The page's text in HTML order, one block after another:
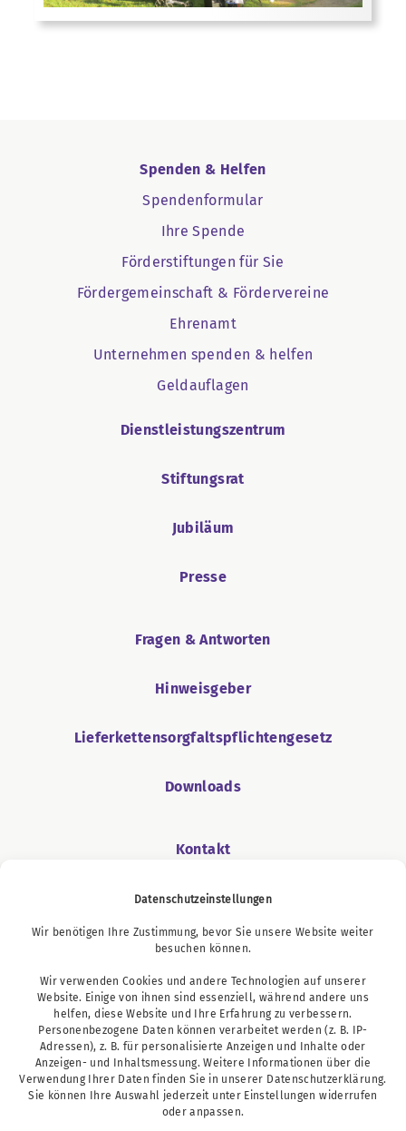
Datenschutzeinstellungen
Wir benötigen Ihre Zustimmung, bevor Sie unsere Website weiter
besuchen können.
Wir verwenden Cookies und andere Technologien auf unserer
Website. Einige von ihnen sind essenziell, während andere uns
helfen, diese Website und Ihre Erfahrung zu verbessern.
Personenbezogene Daten können verarbeitet werden (z. B. IP-
Adressen), z. B. für personalisierte Anzeigen und Inhalte oder
Anzeigen- und Inhaltsmessung. Weitere Informationen über die
Verwendung Ihrer Daten finden Sie in unserer Datenschutzerklärung.
Sie können Ihre Auswahl jederzeit unter Einstellungen widerrufen
oder anpassen.
Spenden & Helfen
Spendenformular
Ihre Spende
Förderstiftungen für Sie
Fördergemeinschaft & Fördervereine
Ehrenamt
Unternehmen spenden & helfen
Geldauflagen
Dienstleistungszentrum
Stiftungsrat
Jubiläum
Presse
Fragen & Antworten
Hinweisgeber
Lieferkettensorgfaltspflichtengesetz
Downloads
Kontakt
Podcast